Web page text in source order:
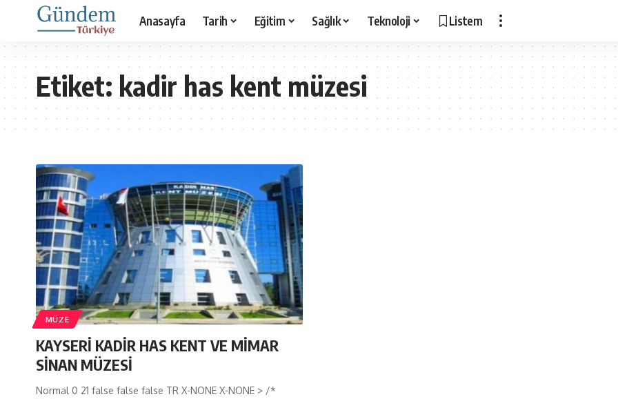
Anasayfa Tarih Eğitim Sağlık Teknoloji Listem
Etiket:kadir has kent müzesi
MÜZE
KAYSERİ KADİR HAS KENT VE MİMAR
SİNAN MÜZESİ
Normal 0 21 false false false TR X-NONE X-NONE > /*